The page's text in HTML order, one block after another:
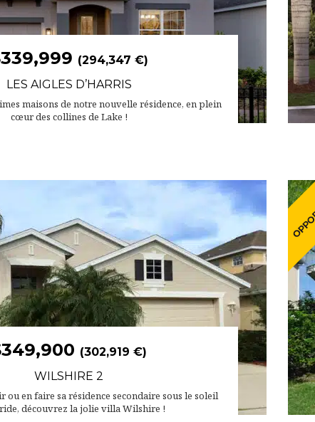
(294,347 €)
LES AIGLES D’HARRIS
maisons de notre nouvelle résidence, en plein
cœur des collines de Lake !
(302,919 €)
WILSHIRE 2
ou en faire sa résidence secondaire sous le soleil
découvrez la jolie villa Wilshire !